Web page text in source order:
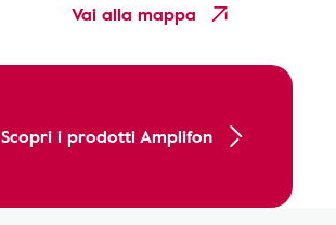
Vai alla mappa
Scopri i prodotti Amplifon